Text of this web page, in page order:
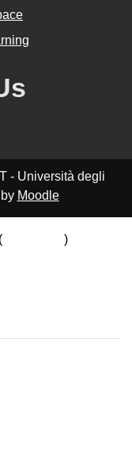
- Università degli
Moodle
)